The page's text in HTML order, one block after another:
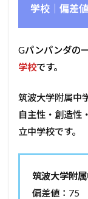
学校｜偏差
Gパンパンダの
学校です。
筑波大学附属中
自主性・創造性
立中学校です。
筑波大学附
偏差値：75